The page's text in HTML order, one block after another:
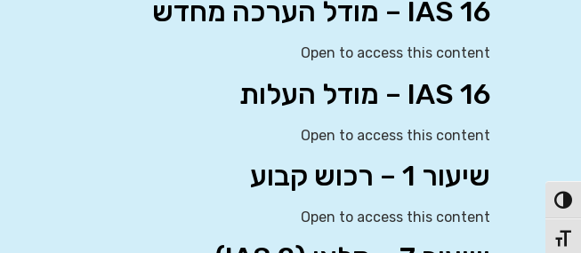
הפעל/כבה ניגודיות גבוהה
מתג גודל גופן
IAS 16 – מודל הערכה מחדש
Open to access this content
IAS 16 – מודל העלות
Open to access this content
שיעור 1 – רכוש קבוע
Open to access this content